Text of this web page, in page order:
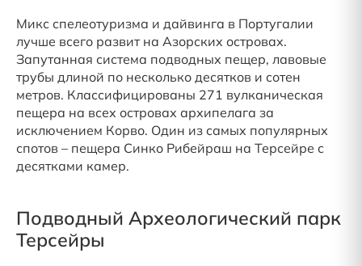
Микс спелеотуризма и дайвинга в Португалии
лучше всего развит на Азорских островах.
Запутанная система подводных пещер, лавовые
трубы длиной по несколько десятков и сотен
метров. Классифицированы 271 вулканическая
пещера на всех островах архипелага за
исключением Корво. Один из самых популярных
спотов – пещера Синко Рибейраш на Терсейре с
десятками камер.
Подводный Археологический парк
Терсейры